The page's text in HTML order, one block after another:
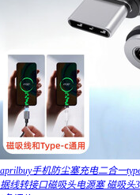
aprilbuy手机防尘塞充电二合一
据线转接口磁吸头电源塞 磁吸头